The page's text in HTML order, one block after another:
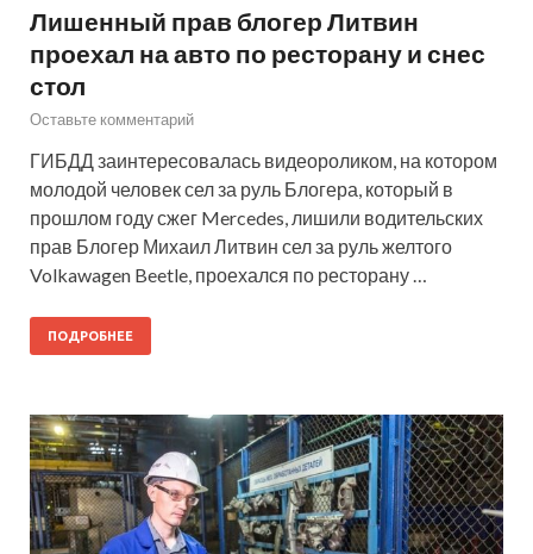
Лишенный прав блогер Литвин
проехал на авто по ресторану и снес
стол
Оставьте комментарий
ГИБДД заинтересовалась видеороликом, на котором
молодой человек сел за руль Блогера, который в
прошлом году сжег Mercedes, лишили водительских
прав Блогер Михаил Литвин сел за руль желтого
Volkawagen Beetle, проехался по ресторану …
ПОДРОБНЕЕ